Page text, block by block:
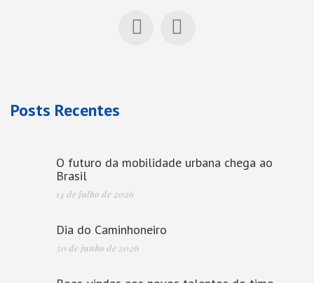
Posts Recentes
O futuro da mobilidade urbana chega ao
Brasil
14 de julho de 2026
Dia do Caminhoneiro
30 de junho de 2026